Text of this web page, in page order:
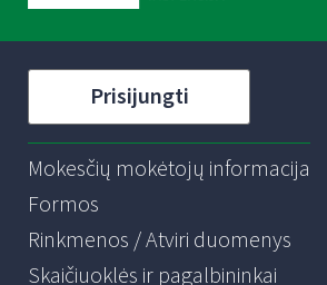
Prisijungti
Mokesčių mokėtojų informacija
Formos
Rinkmenos / Atviri duomenys
Skaičiuoklės ir pagalbininkai